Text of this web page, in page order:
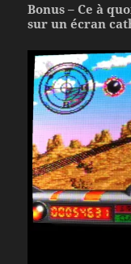
Bonus – Ce à
sur un écran